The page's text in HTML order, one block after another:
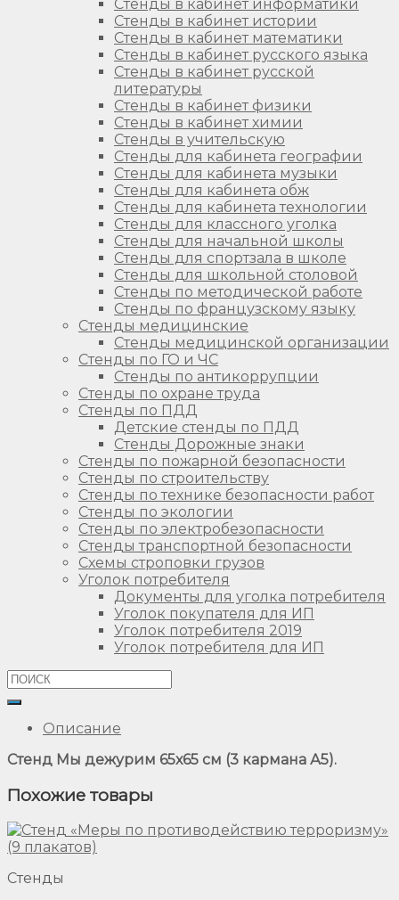
Стенды в кабинет информатики
Стенды в кабинет истории
Стенды в кабинет математики
Стенды в кабинет русского языка
Стенды в кабинет русской
литературы
Стенды в кабинет физики
Стенды в кабинет химии
Стенды в учительскую
Стенды для кабинета географии
Стенды для кабинета музыки
Стенды для кабинета обж
Стенды для кабинета технологии
Стенды для классного уголка
Стенды для начальной школы
Стенды для спортзала в школе
Стенды для школьной столовой
Стенды по методической работе
Стенды по французскому языку
Стенды медицинские
Стенды медицинской организации
Стенды по ГО и ЧС
Стенды по антикоррупции
Стенды по охране труда
Стенды по ПДД
Детские стенды по ПДД
Стенды Дорожные знаки
Стенды по пожарной безопасности
Стенды по строительству
Стенды по технике безопасности работ
Стенды по экологии
Стенды по электробезопасности
Стенды транспортной безопасности
Схемы строповки грузов
Уголок потребителя
Документы для уголка потребителя
Уголок покупателя для ИП
Уголок потребителя 2019
Уголок потребителя для ИП
Описание
Стенд Мы дежурим 65х65 см (3 кармана А5).
Похожие товары
Стенды